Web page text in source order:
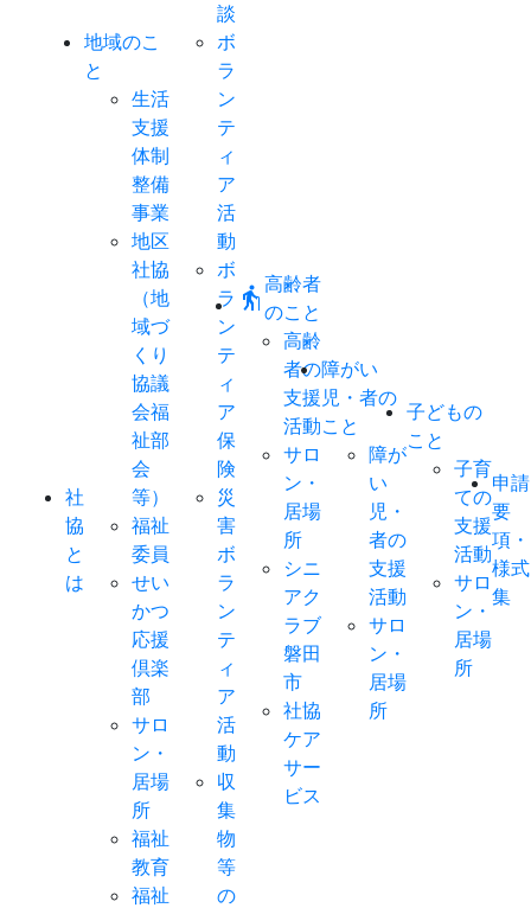
社
協
と
は
地域のこ
と
生活
支援
体制
整備
事業
地区
社協
（地
域づ
くり
協議
会福
祉部
会
等）
福祉
委員
せい
かつ
応援
倶楽
部
サロ
ン・
居場
所
福祉
教育
福祉
談
ボ
ラ
ン
テ
ィ
ア
活
動
ボ
ラ
ン
テ
ィ
ア
保
険
災
害
ボ
ラ
ン
テ
ィ
ア
活
動
収
集
物
等
の
elderly 高齢者
のこと
高齢
者の
支援
活動
サロ
ン・
居場
所
シニ
アク
ラブ
磐田
市
社協
ケア
サー
ビス
障がい
児・者の
こと
障が
い
児・
者の
支援
活動
サロ
ン・
居場
所
子どもの
こと
子育
ての
支援
活動
サロ
ン・
居場
所
申請
要
項・
様式
集